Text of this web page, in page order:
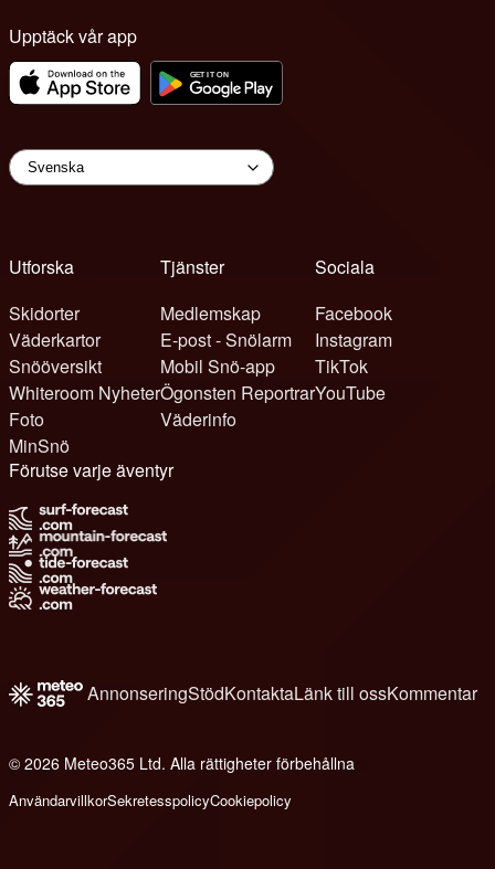
Upptäck vår app
Utforska
Skidorter
Väderkartor
Snööversikt
Whiteroom Nyheter
Foto
MinSnö
Tjänster
Medlemskap
E-post - Snölarm
Mobil Snö-app
Ögonsten Reportrar
Väderinfo
Sociala
Facebook
Instagram
TikTok
YouTube
Förutse varje äventyr
AnnonseringStödKontaktaLänk till ossKommentar
© 2026 Meteo365 Ltd. Alla rättigheter förbehållna
AnvändarvillkorSekretesspolicyCookiepolicy